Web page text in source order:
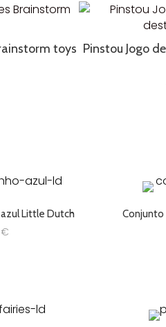
toys Pinstou Jogo
Little Dutch
€
Conjunto